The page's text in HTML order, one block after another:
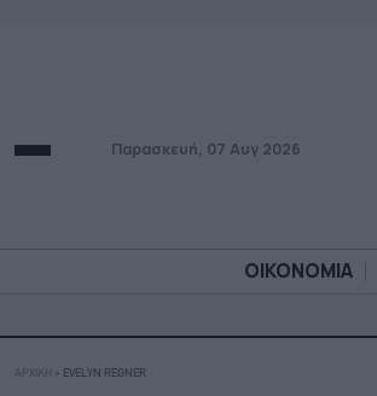
Παρασκευή, 07 Αυγ 2026
ΟΙΚΟΝΟΜΙΑ
ΑΡΧΙΚΗ » EVELYN REGNER